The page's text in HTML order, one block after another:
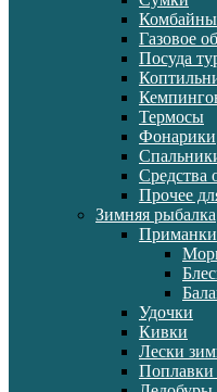
Комбайны
Газовое
Посуда
Термосы
Фонарики
Средства
Прочее
Зимняя рыбалка
Удочки
Кивки
Лески
Поплавки